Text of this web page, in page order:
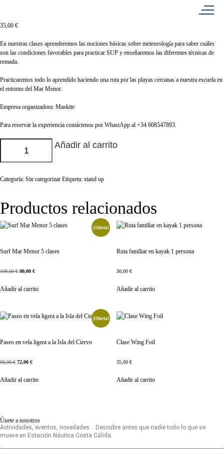
35,00 €
En nuestras clases aprenderemos las nociones básicas sobre meteorología para saber cuáles
son las condiciones favorables para practicar SUP y enseñaremos las diferentes técnicas de
remada.
Practicaremos todo lo aprendido haciendo una ruta por las playas cercanas a nuestra escuela en
el entorno del Mar Menor.
Empresa organizadora: Maskite
Para reservar la experiencia contáctenos por WhastApp al +34 608547893.
Añadir al carrito
Categoría: Sin categorizar Etiqueta: stand up
Productos relacionados
¡Oferta!
Surf Mar Menor 5 clases
100,00€ 80,00 €
Añadir al carrito
Ruta familiar en kayak 1 persona
30,00 €
Añadir al carrito
¡Oferta!
Paseo en vela ligera a la Isla del Ciervo
90,00€ 72,00 €
Añadir al carrito
Clase Wing Foil
35,00 €
Añadir al carrito
Únete a nosotros
Actividades, eventos, novedades… Descubre antes que nadie todo lo que se
mueve en Estación Náutica Costa Cálida.